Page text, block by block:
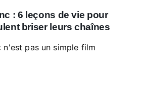
: 6 leçons de vie pour
briser leurs chaînes
n'est pas un simple film